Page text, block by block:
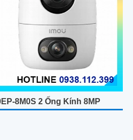
8M0S 2 Ống Kính 8MP